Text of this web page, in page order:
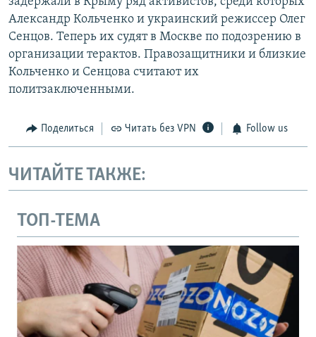
Александр Кольченко и украинский режиссер Олег
Сенцов. Теперь их судят в Москве по подозрению в
организации терактов. Правозащитники и близкие
Кольченко и Сенцова считают их
политзаключенными.
Поделиться Читать без VPN Follow us
ЧИТАЙТЕ ТАКЖЕ:
ТОП-ТЕМА